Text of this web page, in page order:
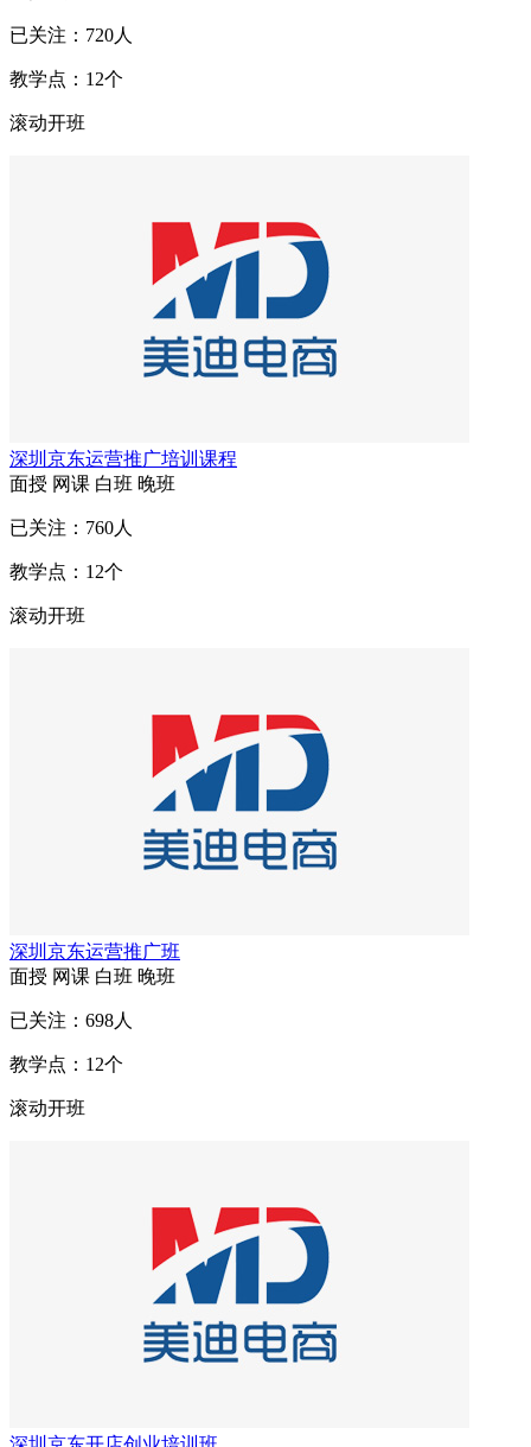
已关注： 720人
教学点： 12个
滚动开班
深圳京东运营推广培训课程
面授 网课 白班 晚班
已关注： 760人
教学点： 12个
滚动开班
深圳京东运营推广班
面授 网课 白班 晚班
已关注： 698人
教学点： 12个
滚动开班